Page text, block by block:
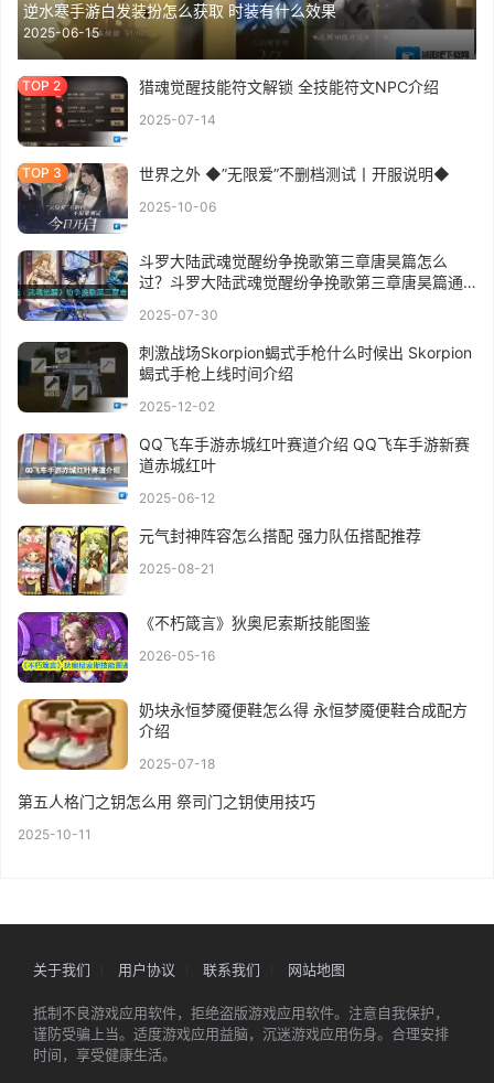
逆水寒手游白发装扮怎么获取 时装有什么效果
2025-06-15
猎魂觉醒技能符文解锁 全技能符文NPC介绍
2025-07-14
世界之外 ◆”无限爱”不删档测试丨开服说明◆
2025-10-06
斗罗大陆武魂觉醒纷争挽歌第三章唐昊篇怎么
过？斗罗大陆武魂觉醒纷争挽歌第三章唐昊篇通
2025-07-30
刺激战场Skorpion蝎式手枪什么时候出 Skorpion
蝎式手枪上线时间介绍
2025-12-02
QQ飞车手游赤城红叶赛道介绍 QQ飞车手游新赛
道赤城红叶
2025-06-12
元气封神阵容怎么搭配 强力队伍搭配推荐
2025-08-21
《不朽箴言》狄奥尼索斯技能图鉴
2026-05-16
奶块永恒梦魇便鞋怎么得 永恒梦魇便鞋合成配方
介绍
2025-07-18
第五人格门之钥怎么用 祭司门之钥使用技巧
2025-10-11
关于我们 用户协议 联系我们 网站地图
抵制不良游戏应用软件，拒绝盗版游戏应用软件。注意自我保护，
谨防受骗上当。适度游戏应用益脑，沉迷游戏应用伤身。合理安排
时间，享受健康生活。